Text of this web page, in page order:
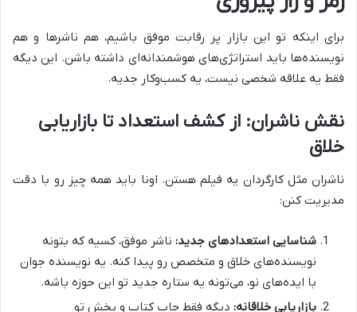
برای اینکه تو این بازار پر رقابت موفق باشیم، هم ناشرها و هم
نویسنده‌ها باید استراتژی‌های هوشمندانه‌ای داشته باشن. این دیگه
فقط یه علاقه شخصی نیست، یه کسب‌وکار جدیه.
نقش ناشران: از کشف استعداد تا بازاریابی
خلاق
ناشران مثل کارگردان یه فیلم هستن. اونا باید همه چیز رو با دقت
مدیریت کنن:
شناسایی استعدادهای جدید: ناشر موفق، کسیه که بتونه
نویسنده‌های خلاق و متخصص رو پیدا کنه. یه نویسنده جوان
با ایده‌های نو، می‌تونه یه ستاره جدید تو این حوزه باشه.
بازاریابی خلاقانه: دیگه فقط چاپ کتاب و پخش تو